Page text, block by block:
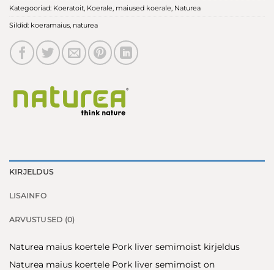
Kategooriad: Koeratoit, Koerale, maiused koerale, Naturea
Sildid: koeramaius, naturea
KIRJELDUS
LISAINFO
ARVUSTUSED (0)
Naturea maius koertele Pork liver semimoist kirjeldus
Naturea maius koertele Pork liver semimoist on